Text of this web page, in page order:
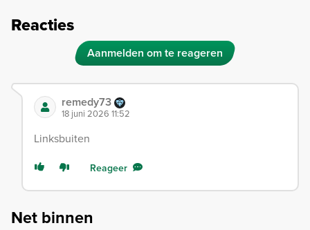
Reacties
Aanmelden om te reageren
remedy73
18 juni 2026 11:52
Linksbuiten
Reageer
Net binnen